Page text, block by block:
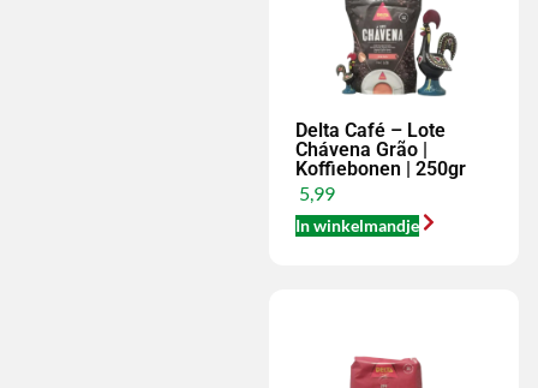
Delta Café – Lote
Chávena Grão |
Koffiebonen | 250gr
5,99
In winkelmandje